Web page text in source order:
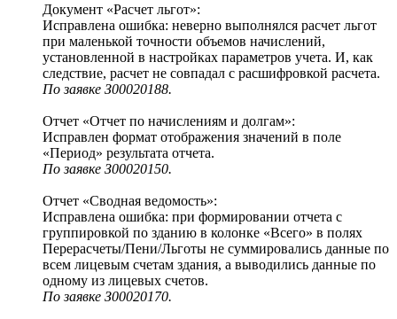
Документ «Расчет льгот»:
Исправлена ошибка: неверно выполнялся расчет льгот
при маленькой точности объемов начислений,
установленной в настройках параметров учета. И, как
следствие, расчет не совпадал с расшифровкой расчета.
По заявке З00020188.
Отчет «Отчет по начислениям и долгам»:
Исправлен формат отображения значений в поле
«Период» результата отчета.
По заявке З00020150.
Отчет «Сводная ведомость»:
Исправлена ошибка: при формировании отчета с
группировкой по зданию в колонке «Всего» в полях
Перерасчеты/Пени/Льготы не суммировались данные по
всем лицевым счетам здания, а выводились данные по
одному из лицевых счетов.
По заявке З00020170.